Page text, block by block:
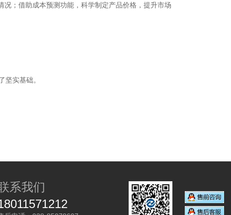
；借助成本预测功能，科学制定产品价格，提升市场
坚实基础。
系我们